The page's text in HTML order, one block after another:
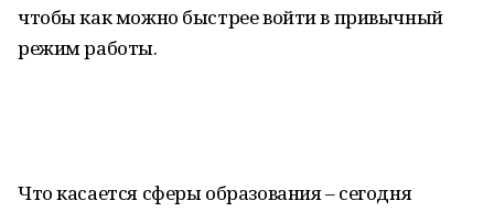
чтобы как можно быстрее войти в привычный
режим работы.
Что касается сферы образования – сегодня